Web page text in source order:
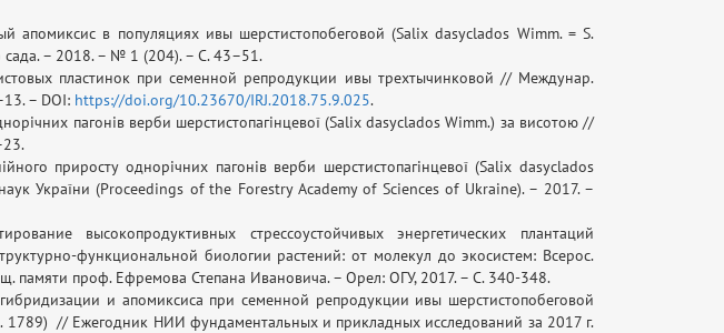
апомиксис в популяциях ивы шерстистопобеговой (Salix dasyclados Wimm. = S.
сада. – 2018. – № 1 (204). – С. 43–51.
пластинок при семенной репродукции ивы трехтычинковой // Междунар.
– DOI: https://doi.org/10.23670/IRJ.2018.75.9.025.
пагонів верби шерстистопагінцевої (Salix dasyclados Wimm.) за висотою //
приросту однорічних пагонів верби шерстистопагінцевої (Salix dasyclados
України (Proceedings of the Forestry Academy of Sciences of Ukraine). – 2017. –
высокопродуктивных стрессоустойчивых энергетических плантаций
функциональной биологии растений: от молекул до экосистем: Всерос.
памяти проф. Ефремова Степана Ивановича. – Орел: ОГУ, 2017. – С. 340-348.
и апомиксиса при семенной репродукции ивы шерстистопобеговой
// Ежегодник НИИ фундаментальных и прикладных исследований за 2017 г.